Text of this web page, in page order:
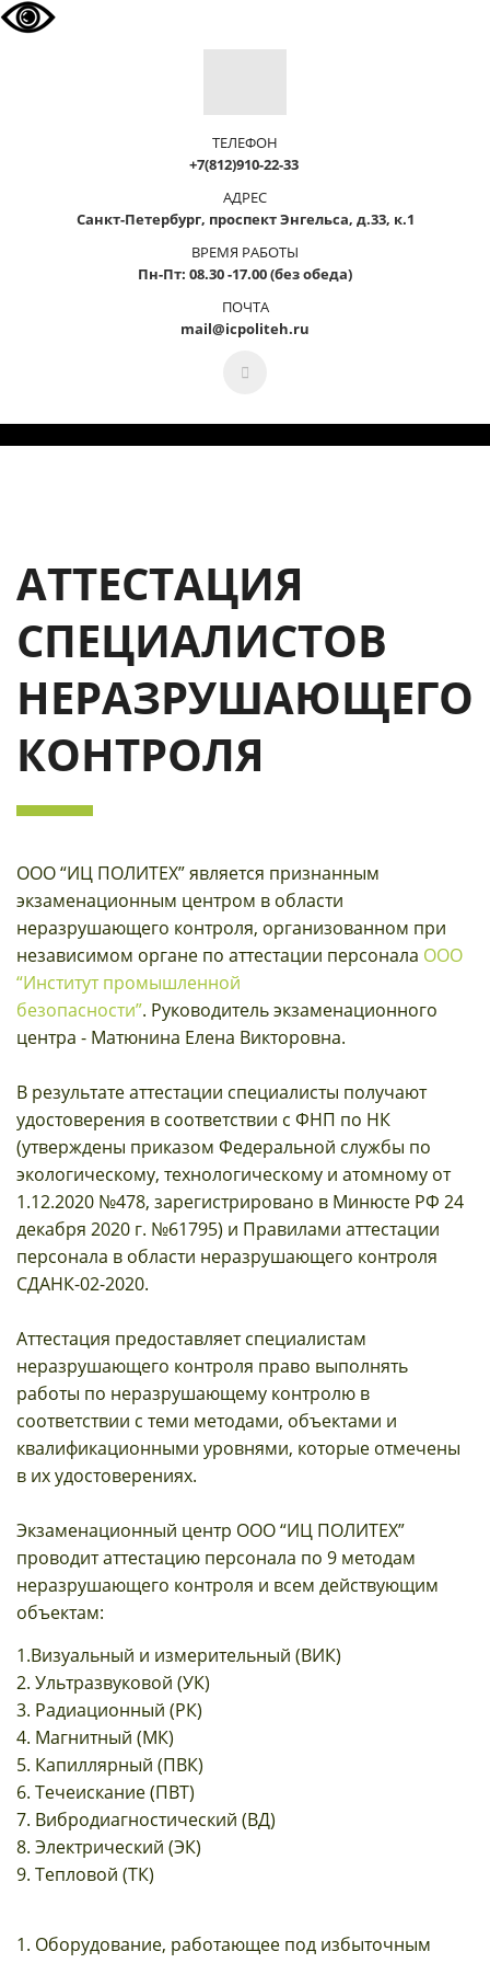
ТЕЛЕФОН
+7(812)910-22-33
АДРЕС
Санкт-Петербург, проспект Энгельса, д.33, к.1
ВРЕМЯ РАБОТЫ
Пн-Пт: 08.30 -17.00 (без обеда)
ПОЧТА
mail@icpoliteh.ru
АТТЕСТАЦИЯ
СПЕЦИАЛИСТОВ
НЕРАЗРУШАЮЩЕГО
КОНТРОЛЯ
ООО “ИЦ ПОЛИТЕХ” является признанным
экзаменационным центром в области
неразрушающего контроля, организованном при
независимом органе по аттестации персонала ООО
“Институт промышленной
безопасности”. Руководитель экзаменационного
центра - Матюнина Елена Викторовна.
В результате аттестации специалисты получают
удостоверения в соответствии с ФНП по НК
(утверждены приказом Федеральной службы по
экологическому, технологическому и атомному от
1.12.2020 №478, зарегистрировано в Минюсте РФ 24
декабря 2020 г. №61795) и Правилами аттестации
персонала в области неразрушающего контроля
СДАНК-02-2020.
Аттестация предоставляет специалистам
неразрушающего контроля право выполнять
работы по неразрушающему контролю в
соответствии с теми методами, объектами и
квалификационными уровнями, которые отмечены
в их удостоверениях.
Экзаменационный центр ООО “ИЦ ПОЛИТЕХ”
проводит аттестацию персонала по 9 методам
неразрушающего контроля и всем действующим
объектам:
1.Визуальный и измерительный (ВИК)
2. Ультразвуковой (УК)
3. Радиационный (РК)
4. Магнитный (МК)
5. Капиллярный (ПВК)
6. Течеискание (ПВТ)
7. Вибродиагностический (ВД)
8. Электрический (ЭК)
9. Тепловой (ТК)
1. Оборудование, работающее под избыточным